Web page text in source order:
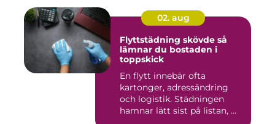
02. aug
Flyttstädning skövde så
lämnar du bostaden i
toppskick
En flytt innebär ofta
kartonger, adressändring
och logistik. Städningen
hamnar lätt sist på listan, ...